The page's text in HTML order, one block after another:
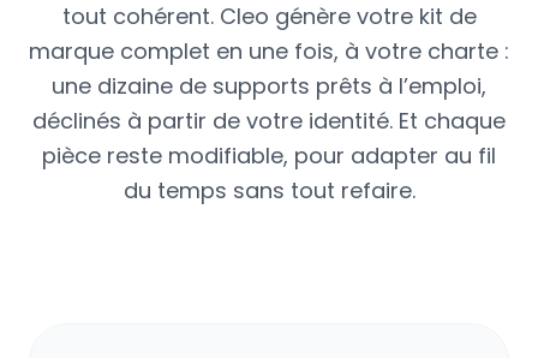
tout cohérent. Cleo génère votre kit de
marque complet en une fois, à votre charte :
une dizaine de supports prêts à l’emploi,
déclinés à partir de votre identité. Et chaque
pièce reste modifiable, pour adapter au fil
du temps sans tout refaire.